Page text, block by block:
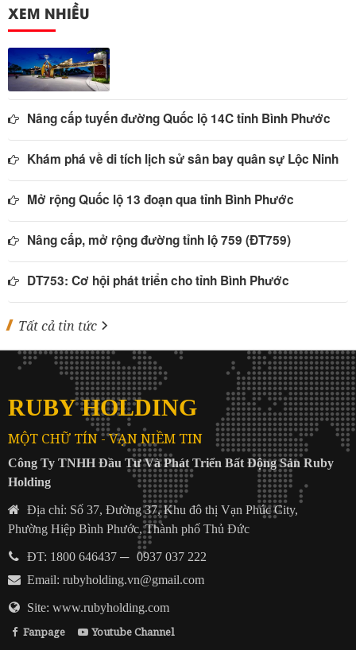
XEM NHIỀU
Nâng cấp tuyến đường Quốc lộ 14C tỉnh Bình Phước
Khám phá về di tích lịch sử sân bay quân sự Lộc Ninh
Mở rộng Quốc lộ 13 đoạn qua tỉnh Bình Phước
Nâng cấp, mở rộng đường tỉnh lộ 759 (ĐT759)
DT753: Cơ hội phát triển cho tỉnh Bình Phước
Tất cả tin tức
RUBY HOLDING
MỘT CHỮ TÍN - VẠN NIỀM TIN
Công Ty TNHH Đầu Tư Và Phát Triển Bất Động Sản Ruby
Holding
Địa chỉ: Số 37, Đường 37, Khu đô thị Vạn Phúc City,
Phường Hiệp Bình Phước, Thành phố Thủ Đức
ĐT: 1800 646437 ─ 0937 037 222
Email: rubyholding.vn@gmail.com
Site: www.rubyholding.com
Fanpage Youtube Channel